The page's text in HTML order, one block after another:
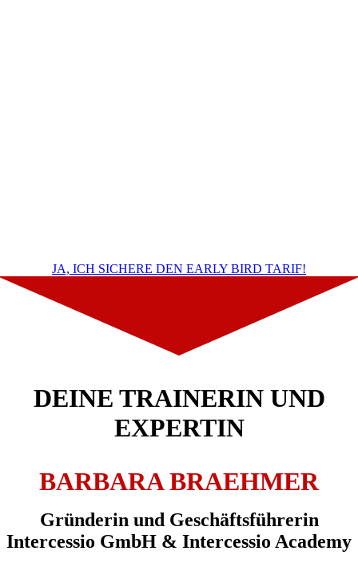
JA, ICH SICHERE DEN EARLY BIRD TARIF!
DEINE TRAINERIN UND
EXPERTIN
BARBARA BRAEHMER
Gründerin und Geschäftsführerin
Intercessio GmbH & Intercessio Academy